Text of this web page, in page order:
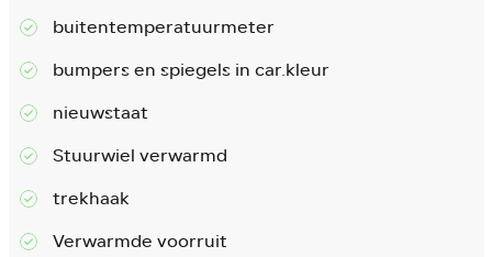
buitentemperatuurmeter
bumpers en spiegels in car.kleur
nieuwstaat
Stuurwiel verwarmd
trekhaak
Verwarmde voorruit